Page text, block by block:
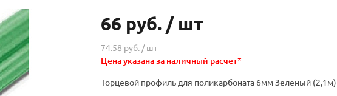
66 руб. / шт
74.58 руб. /шт
Цена указана за наличный расчет*
Торцевой профиль для поликарбоната 6мм Зеленый (2,1м)